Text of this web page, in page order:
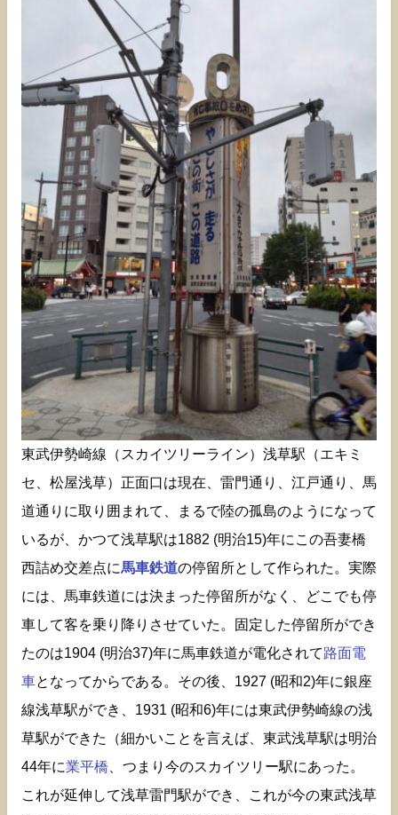
東武伊勢崎線（スカイツリーライン）浅草駅（エキミ
セ、松屋浅草）正面口は現在、雷門通り、江戸通り、馬
道通りに取り囲まれて、まるで陸の孤島のようになって
いるが、かつて浅草駅は1882 (明治15)年にこの吾妻橋
西詰め交差点に馬車鉄道の停留所として作られた。実際
には、馬車鉄道には決まった停留所がなく、どこでも停
車して客を乗り降りさせていた。固定した停留所ができ
たのは1904 (明治37)年に馬車鉄道が電化されて路面電
車となってからである。その後、1927 (昭和2)年に銀座
線浅草駅ができ、1931 (昭和6)年には東武伊勢崎線の浅
草駅ができた（細かいことを言えば、東武浅草駅は明治
44年に業平橋 、つまり今のスカイツリー駅にあった。
これが延伸して浅草雷門駅ができ、これが今の東武浅草